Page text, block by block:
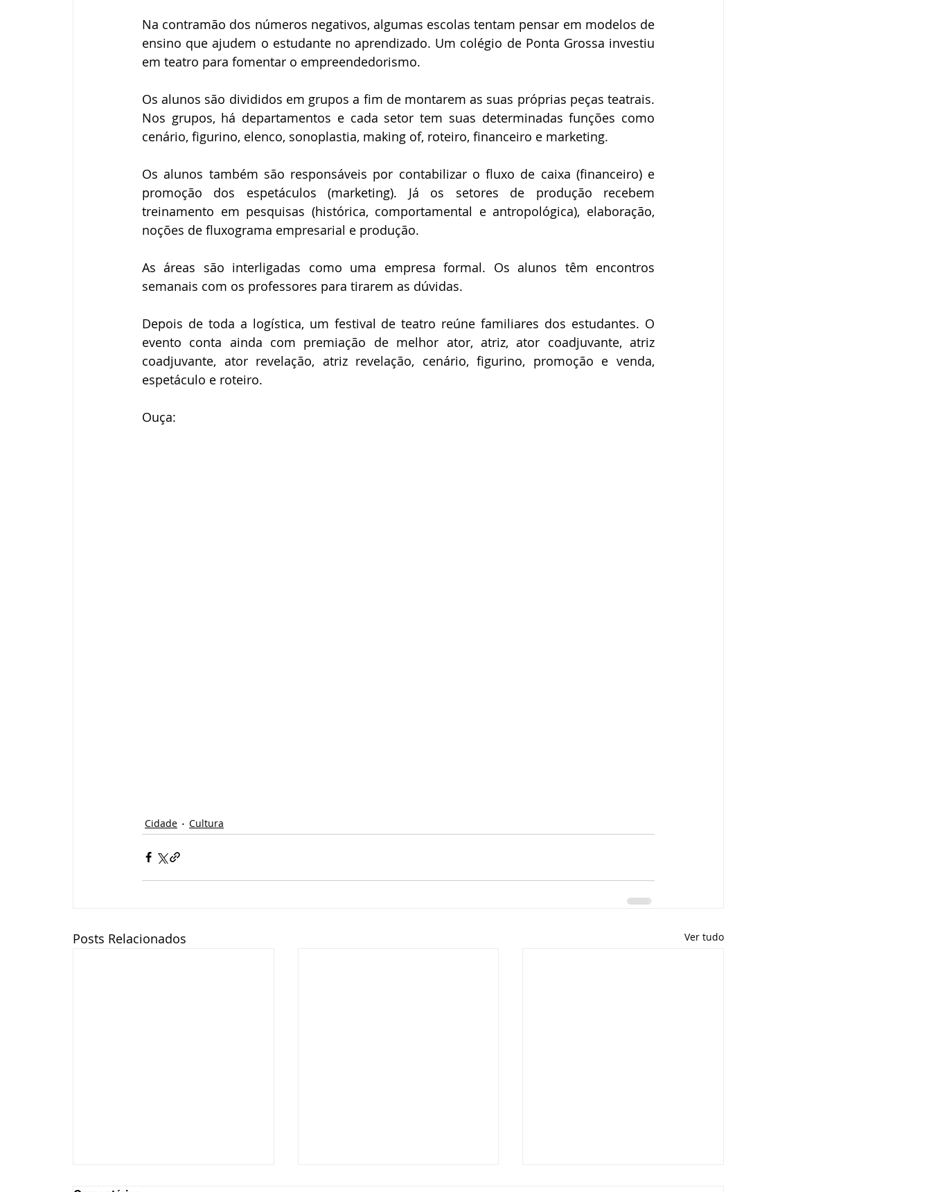
Na contramão dos números negativos, algumas escolas tentam pensar em modelos de
ensino que ajudem o estudante no aprendizado. Um colégio de Ponta Grossa investiu
em teatro para fomentar o empreendedorismo.
Os alunos são divididos em grupos a fim de montarem as suas próprias peças teatrais.
Nos grupos, há departamentos e cada setor tem suas determinadas funções como
cenário, figurino, elenco, sonoplastia, making of, roteiro, financeiro e marketing.
Os alunos também são responsáveis por contabilizar o fluxo de caixa (financeiro) e
promoção dos espetáculos (marketing). Já os setores de produção recebem
treinamento em pesquisas (histórica, comportamental e antropológica), elaboração,
noções de fluxograma empresarial e produção.
As áreas são interligadas como uma empresa formal. Os alunos têm encontros
semanais com os professores para tirarem as dúvidas.
Depois de toda a logística, um festival de teatro reúne familiares dos estudantes. O
evento conta ainda com premiação de melhor ator, atriz, ator coadjuvante, atriz
coadjuvante, ator revelação, atriz revelação, cenário, figurino, promoção e venda,
espetáculo e roteiro.
Ouça:
Cidade Cultura
Posts Relacionados Ver tudo